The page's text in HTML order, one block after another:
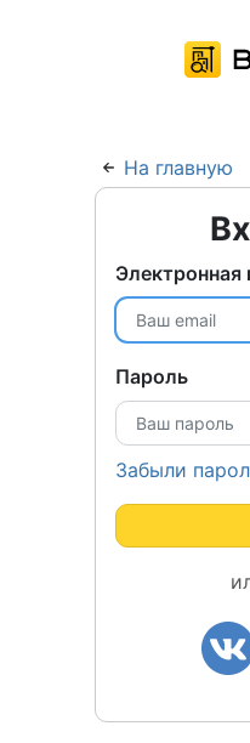
На главную
Электронная
Пароль
Забыли